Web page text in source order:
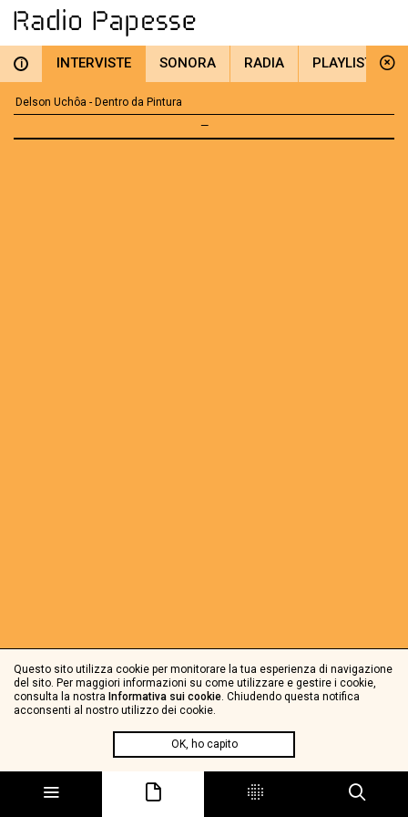
i INTERVISTE SONORA RADIA PLAYLIST
Delson Uchôa - Dentro da Pintura
—
Questo sito utilizza cookie per monitorare la tua esperienza di navigazione
del sito. Per maggiori informazioni su come utilizzare e gestire i cookie,
consulta la nostra Informativa sui cookie. Chiudendo questa notifica
acconsenti al nostro utilizzo dei cookie.
OK, ho capito